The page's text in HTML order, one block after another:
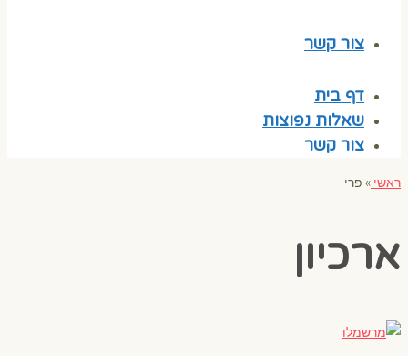
צור קשר
דף בית
שאלות נפוצות
צור קשר
ראשי » פרי
ארכיון